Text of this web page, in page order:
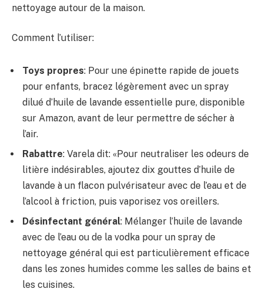
nettoyage autour de la maison.
Comment l’utiliser:
Toys propres: Pour une épinette rapide de jouets
pour enfants, bracez légèrement avec un spray
dilué d’huile de lavande essentielle pure, disponible
sur Amazon, avant de leur permettre de sécher à
l’air.
Rabattre: Varela dit: «Pour neutraliser les odeurs de
litière indésirables, ajoutez dix gouttes d’huile de
lavande à un flacon pulvérisateur avec de l’eau et de
l’alcool à friction, puis vaporisez vos oreillers.
Désinfectant général: Mélanger l’huile de lavande
avec de l’eau ou de la vodka pour un spray de
nettoyage général qui est particulièrement efficace
dans les zones humides comme les salles de bains et
les cuisines.